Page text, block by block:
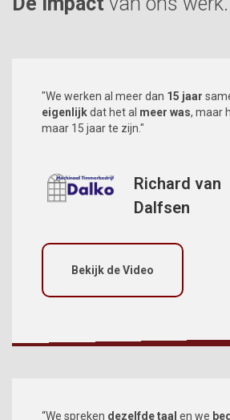
"We werken al meer dan 15 jaar
eigenlijkdat het al meer was, maar
maar 15 jaar te zijn."
Richard van
Dalfsen
Bekijk de Video
“We spreken dezelfde taal en we